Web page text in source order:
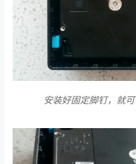
安装好固定脚钉，就